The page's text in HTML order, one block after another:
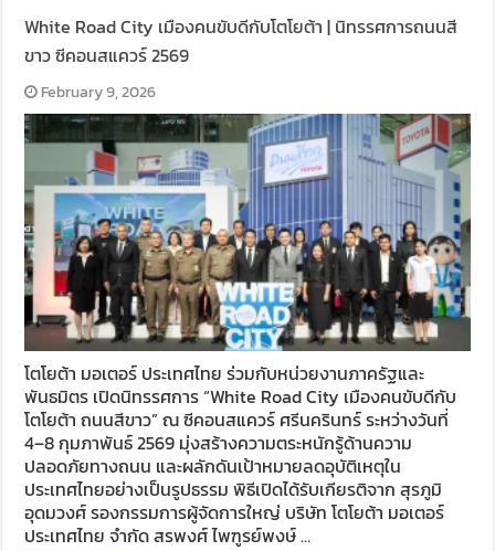
White Road City เมืองคนขับดีกับโตโยต้า | นิทรรศการถนนสี
ขาว ซีคอนสแควร์ 2569
February 9, 2026
โตโยต้า มอเตอร์ ประเทศไทย ร่วมกับหน่วยงานภาครัฐและ
พันธมิตร เปิดนิทรรศการ “White Road City เมืองคนขับดีกับ
โตโยต้า ถนนสีขาว” ณ ซีคอนสแควร์ ศรีนครินทร์ ระหว่างวันที่
4–8 กุมภาพันธ์ 2569 มุ่งสร้างความตระหนักรู้ด้านความ
ปลอดภัยทางถนน และผลักดันเป้าหมายลดอุบัติเหตุใน
ประเทศไทยอย่างเป็นรูปธรรม พิธีเปิดได้รับเกียรติจาก สุรภูมิ
อุดมวงศ์ รองกรรมการผู้จัดการใหญ่ บริษัท โตโยต้า มอเตอร์
ประเทศไทย จำกัด สรพงศ์ ไพฑูรย์พงษ์ …